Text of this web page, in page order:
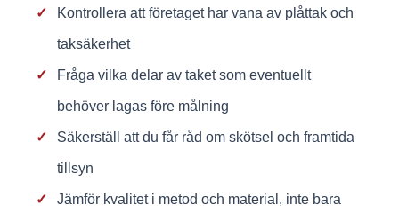
✓ Kontrollera att företaget har vana av plåttak och
taksäkerhet
✓ Fråga vilka delar av taket som eventuellt
behöver lagas före målning
✓ Säkerställ att du får råd om skötsel och framtida
tillsyn
✓ Jämför kvalitet i metod och material, inte bara